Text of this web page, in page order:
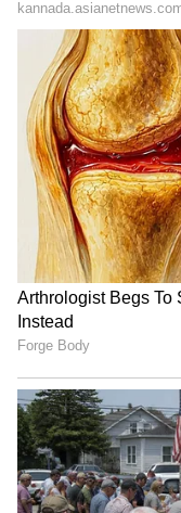
ಅದರಲ್ಲಿ ಕೇವಲ
ನಿರ್ವಹಿಸುತ್ತಿದ್ದಾರೆ.
ಇವೆ. ಜಿಲ್ಲೆಯಲ್ಲಿ
ಆರೋಗ್ಯ
ಮಂಜೂರಾದ 121
ಭರ್ತಿಯಾಗಿದ್ದು,
ವರ್ಗ 265
ಖಾಲಿ ಇವೆ. ಲಿಪಿಕ
ಭರ್ತಿಯಾಗಿದ್ದು, 10
ಪೈಕಿ 43 ಹುದ್ದೆಗಳು
ಉಳಿದಿವೆ.